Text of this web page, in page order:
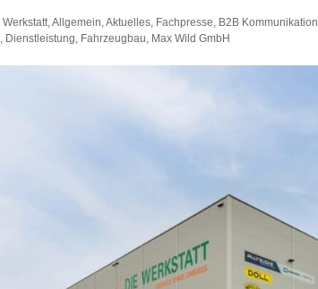
|Werkstatt,Allgemein,Aktuelles, Fachpresse, B2B Kommunikation
, Dienstleistung, Fahrzeugbau, Max Wild GmbH